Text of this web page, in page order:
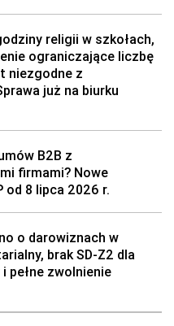
religii w szkołach,
ograniczające liczbę
niezgodne z
już na biurku
B2B z
firmami? Nowe
od 8 lipca 2026 r.
o darowiznach w
brak SD-Z2 dla
pełne zwolnienie